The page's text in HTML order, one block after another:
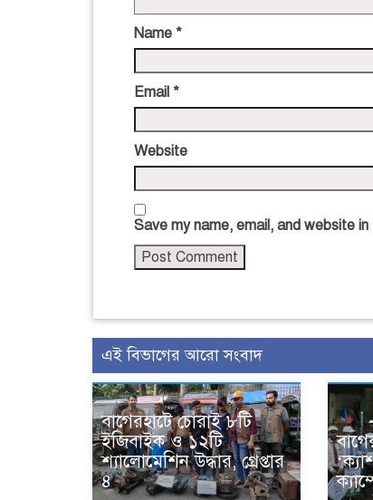
Name *
Email *
Website
Save my name, email, and website
এই বিভাগের আরো সংবাদ
বাগেরহাটে চোরাই ৮টি
ইজিবাইক ও ১২টি
শ্যালোমেশিন উদ্ধার, গ্রেপ্তার
৪